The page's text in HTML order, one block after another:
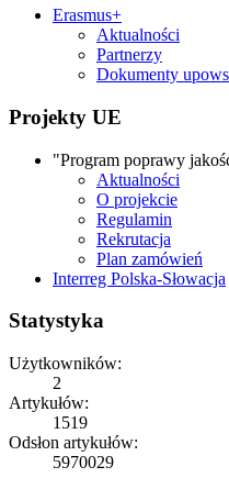
Erasmus+
Aktualności
Partnerzy
Dokumenty
Projekty UE
"Program poprawy
Aktualności
O projekcie
Regulamin
Rekrutacja
Plan zamówień
Interreg Polska-Słowacja
Statystyka
Użytkowników:
2
Artykułów:
1519
Odsłon artykułów:
5970029